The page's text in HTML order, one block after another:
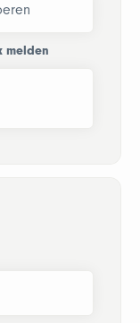
melden